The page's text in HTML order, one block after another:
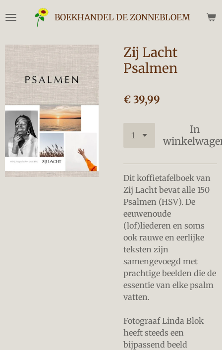
direct
de
hoofdinhoud
BOEKHANDEL DE ZONNEBLOEM
Zij Lacht
Psalmen
€ 39,99
In
Dit koffietafelboek van
Zij Lacht bevat alle 150
Psalmen (HSV). De
eeuwenoude
(lof)liederen en soms
ook rauwe en eerlijke
teksten zijn
samengevoegd met
prachtige beelden die de
essentie van elke psalm
vatten.
Fotograaf Linda Blok
heeft steeds een
bijpassend beeld